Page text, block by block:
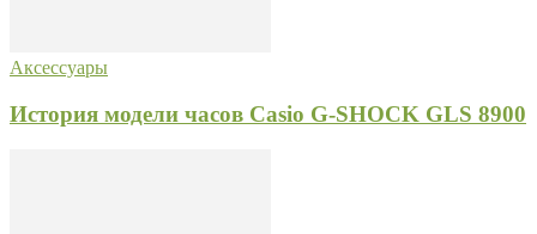
Аксессуары
История модели часов Casio G-SHOCK GLS 8900